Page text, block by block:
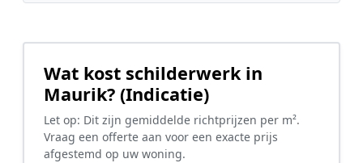
Wat kost schilderwerk in
Maurik? (Indicatie)
Let op: Dit zijn gemiddelde richtprijzen per m².
Vraag een offerte aan voor een exacte prijs
afgestemd op uw woning.